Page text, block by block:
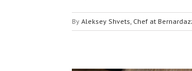
By Aleksey Shvets, Chef at